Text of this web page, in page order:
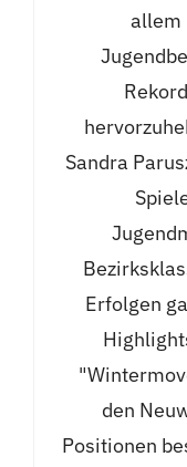
allem
Sandra
Erfolgen
den
Positionen